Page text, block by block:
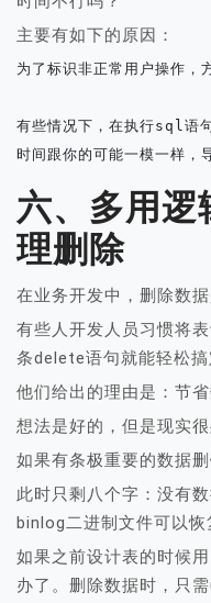
主要有如下的原因：
为了标识非正常用户操作，
有些情况下，在执行sql语
时间跟你的可能一模一样，
六、多用逻
理删除
在业务开发中，删除数
有些人开发人员习惯将
条delete语句就能轻松搞
他们给出的理由是：节
想法是好的，但是现实很
如果有条极重要的数据
此时只剩八个字：没有
binlog二进制文件可以恢
如果之前设计表的时候
办了。删除数据时，只